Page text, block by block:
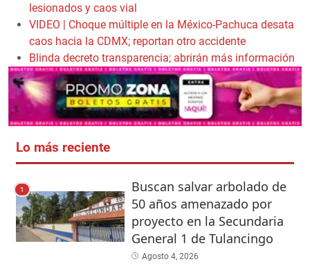
lesionados y caos vial
VIDEO | Choque múltiple en la México-Pachuca desata
caos hacia la CDMX; reportan otro accidente
Blinda decreto transparencia; abrirán más información
Lo más reciente
1
Buscan salvar arbolado de
50 años amenazado por
proyecto en la Secundaria
General 1 de Tulancingo
Agosto 4, 2026